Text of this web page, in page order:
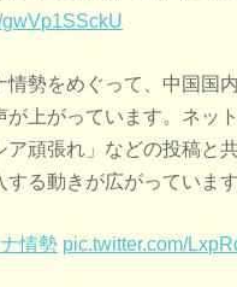
gwVp1SSckU
情勢をめぐって、中国国
が上がっています。ネッ
ア頑張れ」などの投稿と
する動きが広がっています
情勢 pic.twitter.com/